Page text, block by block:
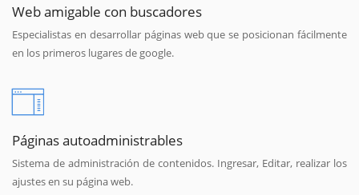
Web amigable con buscadores
Especialistas en desarrollar páginas web que se posicionan fácilmente
en los primeros lugares de google.
Páginas autoadministrables
Sistema de administración de contenidos. Ingresar, Editar, realizar los
ajustes en su página web.